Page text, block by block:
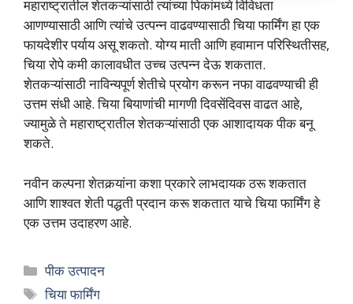
महाराष्ट्रातील शेतकऱ्यांसाठी त्यांच्या पिकांमध्ये विविधता
आणण्यासाठी आणि त्यांचे उत्पन्न वाढवण्यासाठी चिया फार्मिंग हा एक
फायदेशीर पर्याय असू शकतो. योग्य माती आणि हवामान परिस्थितीसह,
चिया रोपे कमी कालावधीत उच्च उत्पन्न देऊ शकतात.
शेतकऱ्यांसाठी नाविन्यपूर्ण शेतीचे प्रयोग करून नफा वाढवण्याची ही
उत्तम संधी आहे. चिया बियाणांची मागणी दिवसेंदिवस वाढत आहे,
ज्यामुळे ते महाराष्ट्रातील शेतकऱ्यांसाठी एक आशादायक पीक बनू
शकते.
नवीन कल्पना शेतकर्‍यांना कशा प्रकारे लाभदायक ठरू शकतात
आणि शाश्वत शेती पद्धती प्रदान करू शकतात याचे चिया फार्मिंग हे
एक उत्तम उदाहरण आहे.
Categories
पीक उत्पादन
Tags
चिया फार्मिंग